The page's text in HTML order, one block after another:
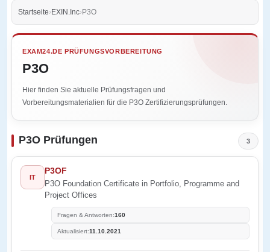
Startseite›EXIN.Inc›P3O
EXAM24.DE PRÜFUNGSVORBEREITUNG
P3O
Hier finden Sie aktuelle Prüfungsfragen und
Vorbereitungsmaterialien für die P3O Zertifizierungsprüfungen.
P3O Prüfungen 3
IT
P3OF
P3O Foundation Certificate in Portfolio, Programme and
Project Offices
Fragen & Antworten:160
Aktualisiert:11.10.2021